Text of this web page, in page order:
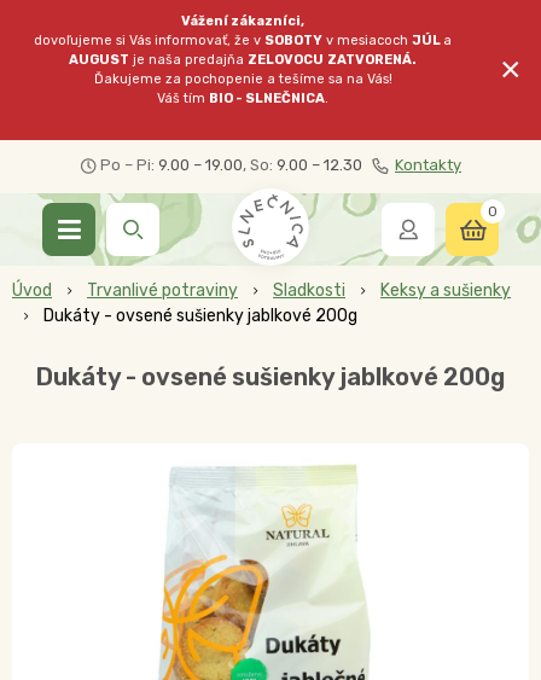
Vážení zákazníci,
dovoľujeme si Vás informovať, že v SOBOTY v mesiacochJÚL a
AUGUST je naša predajňa ZELOVOCU ZATVORENÁ.
Ďakujeme za pochopenie a tešíme sa na Vás!
Váš tím BIO - SLNEČNICA.
×
Po – Pi: 9.00 – 19.00, So: 9.00 – 12.30 Kontakty
0
Úvod Trvanlivé potraviny Sladkosti
Keksy a sušienky
Dukáty - ovsené sušienky jablkové 200g
Dukáty - ovsené sušienky jablkové 200g